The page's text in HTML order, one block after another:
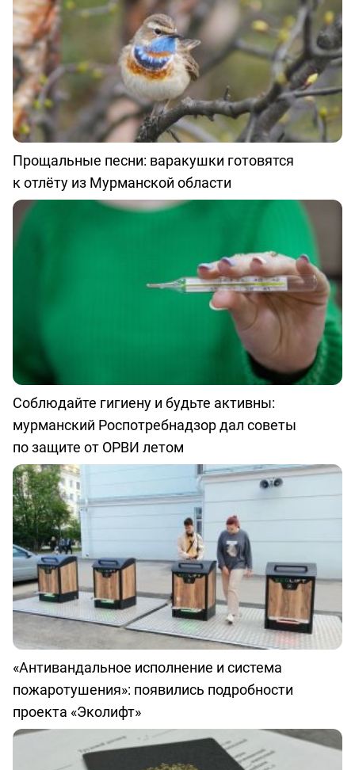
Прощальные песни: варакушки готовятся
к отлёту из Мурманской области
Соблюдайте гигиену и будьте активны:
мурманский Роспотребнадзор дал советы
по защите от ОРВИ летом
«Антивандальное исполнение и система
пожаротушения»: появились подробности
проекта «Эколифт»